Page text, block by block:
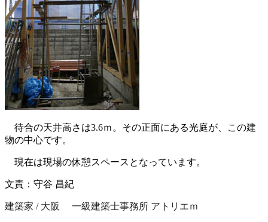
待合の天井高さは3.6ｍ。その正面にある光庭が、この建
物の中心です。
現在は現場の休憩スペースとなっています。
文責：守谷 昌紀
建築家 / 大阪 一級建築士事務所 アトリエｍ